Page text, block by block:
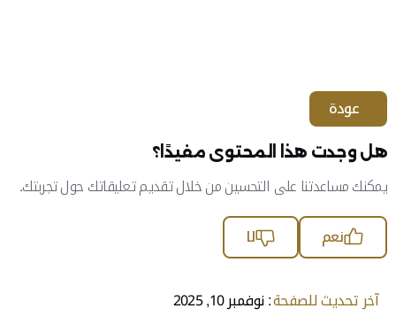
عودة
هل وجدت هذا المحتوى مفيدًا؟
يمكنك مساعدتنا على التحسين من خلال تقديم تعليقاتك حول تجربتك.
نعم
لا
آخر تحديث للصفحة: نوفمبر 10, 2025